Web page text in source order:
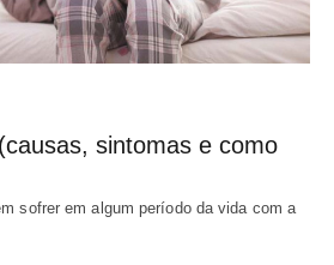
sintomas e como
sofrer em algum período da vida com a